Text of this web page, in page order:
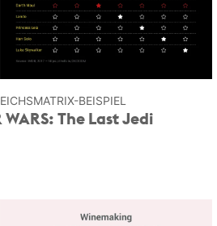
BEISPIEL
WARS: The Last Jedi